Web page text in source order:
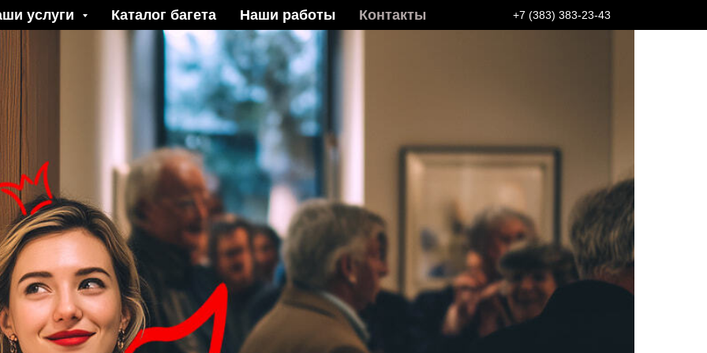
услуги Каталог багета Наши работы Контакты +7 (383) 383-23-43